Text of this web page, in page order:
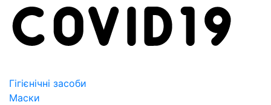
Гігієнічні засоби
Маски